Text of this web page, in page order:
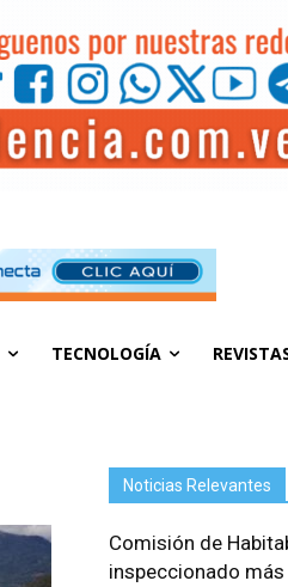
TECNOLOGÍA
Noticias Relevantes
Comisión de
inspeccionado